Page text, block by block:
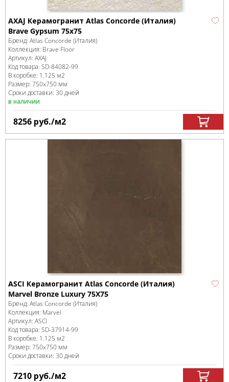
AXAJ Керамогранит Atlas Concorde (Италия)
Brave Gypsum 75x75
Бренд: Atlas Concorde (Италия)
Коллекция: Brave Floor
Артикул: AXAJ
Код товара: SD-84082-99
В коробке: 1.125 м2
Размер: 750x750 мм
Сроки доставки: 30 дней
в наличии
8256 руб./м2
ASCI Керамогранит Atlas Concorde (Италия)
Marvel Bronze Luxury 75X75
Бренд: Atlas Concorde (Италия)
Коллекция: Marvel
Артикул: ASCI
Код товара: SD-37914-99
В коробке: 1.125 м2
Размер: 750x750 мм
Сроки доставки: 30 дней
7210 руб./м2